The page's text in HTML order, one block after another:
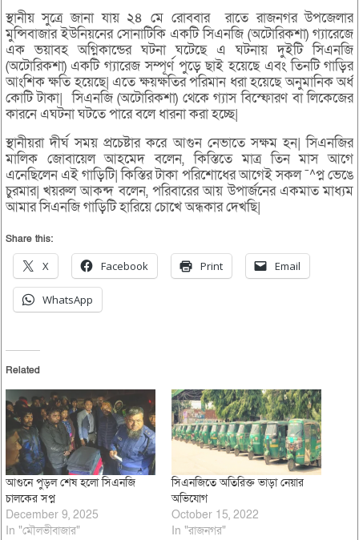
স্থানীয় সুত্রে জানা যায় ২৪ মে রোববার রাতে রাজনগর উপজেলার
মুন্সিবাজার ইউনিয়নের সোনাটিকি একটি সিএনজি (অটোরিকশা) গ্যারেজে
এক ভয়াবহ অগ্নিকান্ডের ঘটনা ঘটেছে এ ঘটনায় দুইটি সিএনজি
(অটোরিকশা) একটি গ্যারেজ সম্পূর্ণ পুড়ে ছাই হয়েছে এবং তিনটি গাড়ির
আংশিক ক্ষতি হয়েছে| এতে ক্ষয়ক্ষতির পরিমান ধরা হয়েছে অনুমানিক অর্ধ
কোটি টাকা| সিএনজি (অটোরিকশা) থেকে গ্যাস বিস্ফোরণ বা লিকেজের
কারনে এঘটনা ঘটতে পারে বলে ধারনা করা হচ্ছে|
স্থানীয়রা দীর্ঘ সময় প্রচেষ্টার করে আগুন নেভাতে সক্ষম হন| সিএনজির
মালিক জোবায়েল আহমেদ বলেন, কিস্তিতে মাত্র তিন মাস আগে
এনেছিলেন এই গাড়িটি| কিস্তির টাকা পরিশোধের আগেই সকল ¯^প্ন ভেঙে
চুরমার| খয়রুল আকন্দ বলেন, পরিবারের আয় উপার্জনের একমাত মাধ্যম
আমার সিএনজি গাড়িটি হারিয়ে চোখে অন্ধকার দেখছি|
Share this:
X Facebook Print Email
WhatsApp
Related
আগুনে পুড়ল শেষ হলো সিএনজি
চালকের সপ্ন
December 9, 2025
In "মৌলভীবাজার"
সিএনজিতে অতিরিক্ত ভাড়া নেয়ার
অভিযোগ
October 15, 2022
In "রাজনগর"